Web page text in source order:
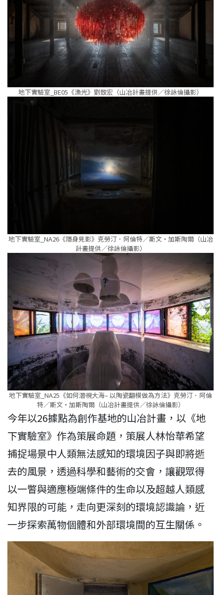
地下實驗室_BE05《漁光》劉致宏（山冶計畫提供／徐詠倫攝影）
地下實驗室_NA26《隱身見影》克勞汀．阿倫特／斯文・加斯陶爾（山冶
計畫提供／徐詠倫攝影）
地下實驗室_NA25《如何潛視大海– 以陶瓷翻模做為方法》克勞汀．阿倫
特／斯文・加斯陶爾（山冶計畫提供／徐詠倫攝影）
今年以26據點為創作基地的山冶計畫，以《地
下實驗室》作為策展命題，策展人林怡華希望
捕捉場景中人類無法感知的環境因子與即將逝
去的風景，透過科學和藝術的交會，讓觀眾得
以一瞥與適應極端條件的生命以及超越人類感
知界限的可能，走向更深刻的環境認識論，近
一步探索萬物個體和外部環境間的互生關係。